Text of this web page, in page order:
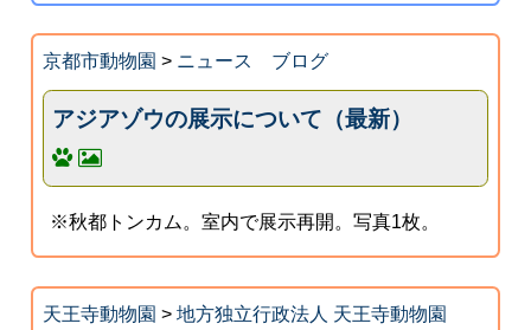
京都市動物園 > ニュース ブログ
アジアゾウの展示について（最新）
※秋都トンカム。室内で展示再開。写真1枚。
天王寺動物園 > 地方独立行政法人 天王寺動物園